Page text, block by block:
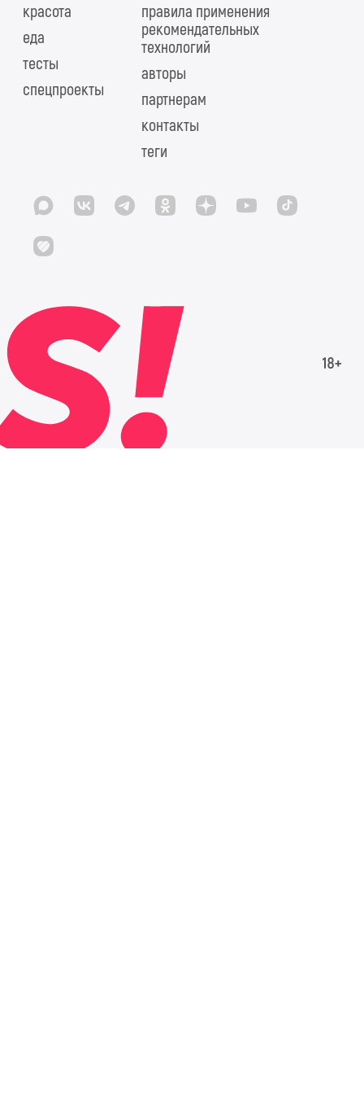
красота
еда
тесты
спецпроекты
правила применения
рекомендательных
технологий
авторы
партнерам
контакты
теги